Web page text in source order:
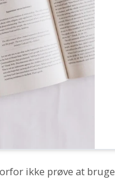
ikke prøve at bruge